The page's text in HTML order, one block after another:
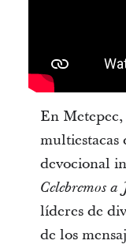
En
multiestacas
devocional
Celebremos a
líderes de
de los